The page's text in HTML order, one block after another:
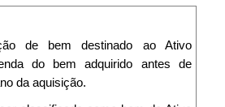
de bem destinado ao Ativo
do bem adquirido antes de
da aquisição.